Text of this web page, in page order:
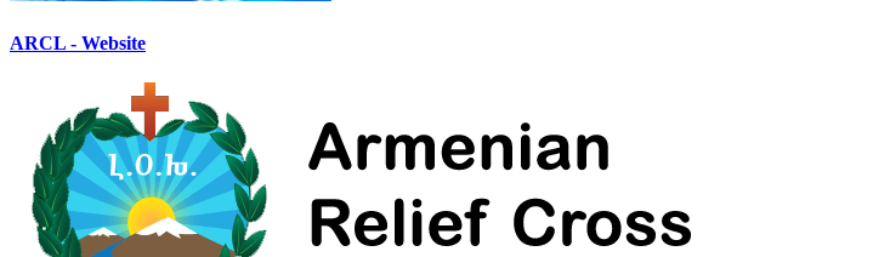
ARCL - Website